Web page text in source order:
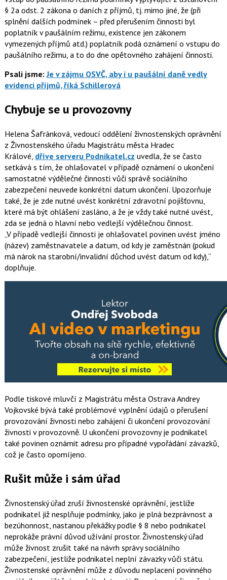
§ 2a odst. 2 zákona o daních z příjmů, tj. mimo jiné, že (při
splnění dalších podmínek – před přerušením činnosti byl
poplatník v paušálním režimu, existence jen zákonem
vymezených příjmů atd.) poplatník podá oznámení o vstupu do
paušálního režimu, a to do dne opětovného zahájení činnosti.
Psali jsme:Je v zájmu OSVČ, aby i u paušální daně vedly
evidenci příjmů, říká Schillerová
Chybuje se u provozovny
Helena Šafránková, vedoucí oddělení živnostenských oprávnění
z Živnostenského úřadu Magistrátu města Hradec
Králové, dříve serveru Podnikatel.cz uvedla, že se často
setkává s tím, že ohlašovatel v případě oznámení o ukončení
samostatné výdělečné činnosti vůči správě sociálního
zabezpečení neuvede konkrétní datum ukončení. Upozorňuje
také, že je zde nutné uvést konkrétní zdravotní pojišťovnu,
které má být ohlášení zasláno, a že je vždy také nutné uvést,
zda se jedná o hlavní nebo vedlejší výdělečnou činnost.
V případě vedlejší činnosti je ohlašovatel povinen uvést jméno
(název) zaměstnavatele a datum, od kdy je zaměstnán (pokud
má nárok na starobní/invalidní důchod uvést datum od kdy),
doplňuje.
Podle tiskové mluvčí z Magistrátu města OstravaAndrey
Vojkovské bývá také problémové vyplnění údajů o přerušení
provozování živnosti nebo zahájení či ukončení provozování
živnosti v provozovně. U ukončení provozovny je podnikatel
také povinen oznámit adresu pro případné vypořádání závazků,
což je často opomíjeno.
Rušit může i sám úřad
Živnostenský úřad zruší živnostenské oprávnění, jestliže
podnikatel již nesplňuje podmínky, jako je plná bezprávnost a
bezúhonnost, nastanou překážky podle § 8 nebo podnikatel
neprokáže právní důvod užívání prostor. Živnostenský úřad
může živnost zrušit také na návrh správy sociálního
zabezpečení, jestliže podnikatel neplní závazky vůči státu.
Živnostenské oprávnění může z důvodu neplacení povinného